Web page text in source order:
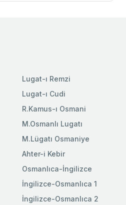
Lugat-ı Remzi
Lugat-ı Cudi
R.Kamus-ı Osmani
M.Osmanlı Lugatı
M.Lügatı Osmaniye
Ahter-i Kebir
Osmanlıca-İngilizce
İngilizce-Osmanlıca 1
İngilizce-Osmanlıca 2